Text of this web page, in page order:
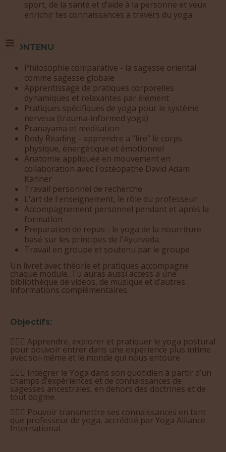
Philosophie comparative - la sagesse oriental
Apprentissage de pratiques corporelles
dynamiques et relaxantes par élément
Pratiques spécifiques de yoga pour le système
nerveux (trauma-informed yoga)
Pranayama et meditation
Body Reading - apprendre a "lire" le corps
physique, énergétique et émotionnel
Anatomie appliquée en mouvement en
collaboration avec l'ostéopathe David Adam
Kanner
Travail personnel de recherche
L'art de l'enseignement, le rôle du professeur
Accompagnement personnel pendant et après la
formation
Preparation de repas - le yoga de la nourriture
basé sur les principes de l'Ayurveda.
Travail en groupe et soutenu par le groupe
Un livret avec théorie et pratiques accompagne
chaque module. Tu auras aussi access a une
bibliothèque de videos, de musique et d’autres
informations complémentaires.
🧘🏽‍♀️ Apprendre, explorer et pratiquer le yoga postural
pour pouvoir entrer dans une experience plus intime
avec soi-même et le monde qui nous entoure
🧘🏽‍♀️ Intégrer le Yoga dans son quotidien à partir d’un
champs d’expériences et de connaissances de
sagesses ancestrales, en dehors des doctrines et de
tout dogme.
🧘🏽‍♀️ Pouvoir transmettre ses connaissances en tant
que professeur de yoga, accrédité par Yoga Alliance
International.